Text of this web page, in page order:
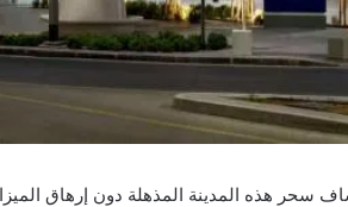
سحر هذه المدينة المذهلة دون إرهاق